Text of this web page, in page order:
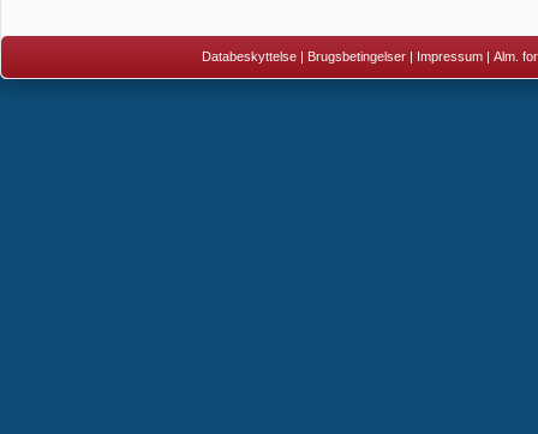
Databeskyttelse | Brugsbetingelser | Impressum | Alm.